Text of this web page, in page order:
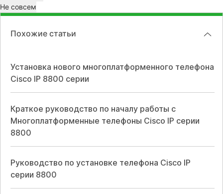
Не совсем
Похожие статьи
Установка нового многоплатформенного телефона
Cisco IP 8800 серии
Краткое руководство по началу работы с
Многоплатформенные телефоны Cisco IP серии
8800
Руководство по установке телефона Cisco IP
серии 8800